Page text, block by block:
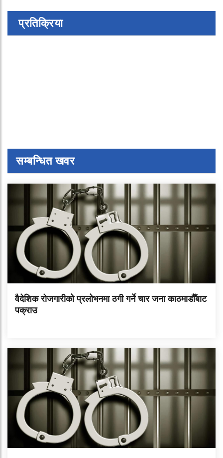
प्रतिक्रिया
सम्बन्धित खवर
वैदेशिक रोजगारीको प्रलोभनमा ठगी गर्ने चार जना काठमाडौँबाट
पक्राउ